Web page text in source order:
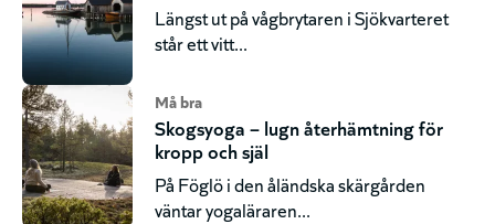
Längst ut på vågbrytaren i Sjökvarteret
står ett vitt...
Må bra
Skogsyoga – lugn återhämtning för
kropp och själ
På Föglö i den åländska skärgården
väntar yogaläraren...